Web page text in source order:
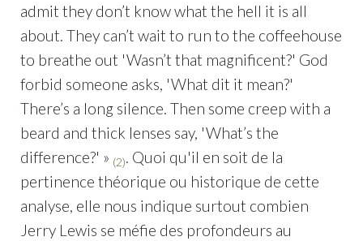
admit they don’t know what the hell it is all
about. They can’t wait to run to the coffeehouse
to breathe out 'Wasn’t that magnificent?' God
forbid someone asks, 'What dit it mean?'
There’s a long silence. Then some creep with a
beard and thick lenses say, 'What’s the
difference?' » (2). Quoi qu'il en soit de la
pertinence théorique ou historique de cette
analyse, elle nous indique surtout combien
Jerry Lewis se méfie des profondeurs au